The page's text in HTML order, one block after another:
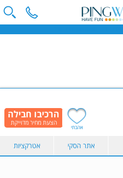
תוצאות
אתר הסקי אטרקציות
אהבתי